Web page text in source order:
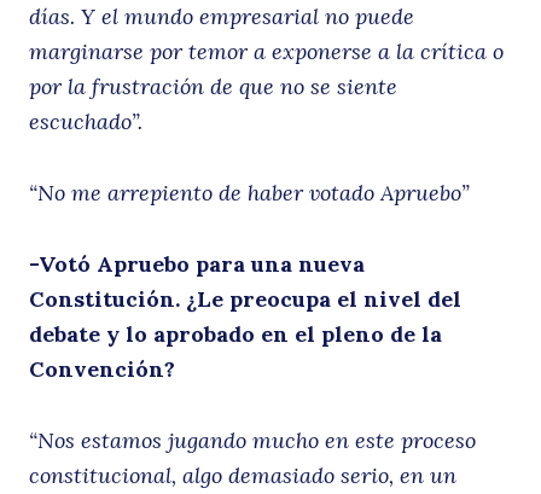
días. Y el mundo empresarial no puede
marginarse por temor a exponerse a la crítica o
por la frustración de que no se siente
escuchado”.
“No me arrepiento de haber votado Apruebo”
-Votó Apruebo para una nueva
Constitución. ¿Le preocupa el nivel del
debate y lo aprobado en el pleno de la
Convención?
“Nos estamos jugando mucho en este proceso
constitucional, algo demasiado serio, en un